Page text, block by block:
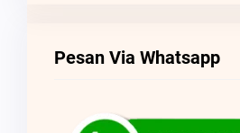
Pesan Via Whatsapp